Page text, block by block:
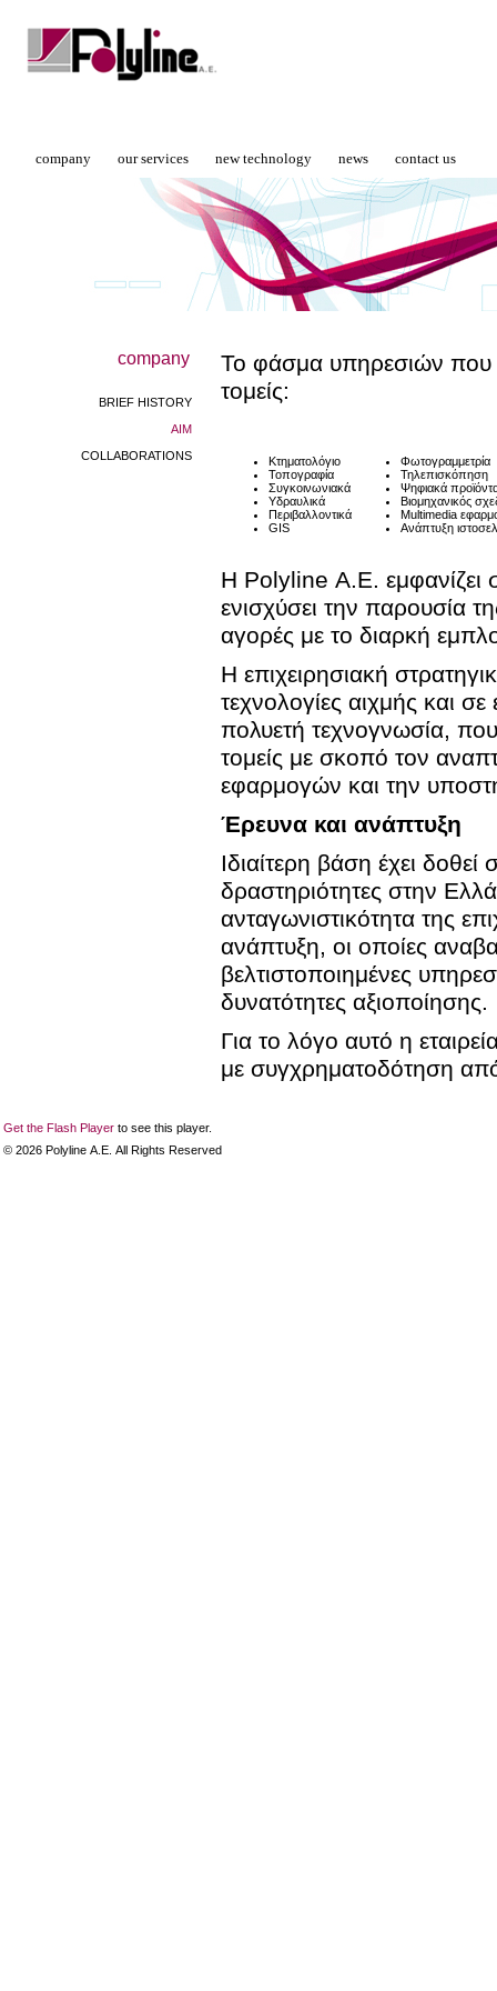
company our services new technology news contact us
company
BRIEF HISTORY
AIM
COLLABORATIONS
Το φάσμα υπηρεσιών
τομείς:
Κτηματολόγιο
Τοπογραφία
Συγκοινωνιακά
Υδραυλικά
Περιβαλλοντικά
GIS
Φωτογραμμετρία
Τηλεπισκόπηση
Ψηφιακά
Βιομηχανικός
Multimedia
Ανάπτυξη
Η Polyline Α.Ε. εμφανίζει
ενισχύσει την παρουσία
αγορές με το διαρκή
Η επιχειρησιακή
τεχνολογίες αιχμής και
πολυετή τεχνογνωσία, που
τομείς με σκοπό τον
εφαρμογών και την
Έρευνα και ανάπτυξη
Ιδιαίτερη βάση έχει
δραστηριότητες στην
ανταγωνιστικότητα της
ανάπτυξη, οι οποίες
βελτιστοποιημένες
δυνατότητες αξιοποίησης.
Για το λόγο αυτό η
με συγχρηματοδότηση
Get the Flash Player to see this player.
© 2026 Polyline Α.Ε. All Rights Reserved